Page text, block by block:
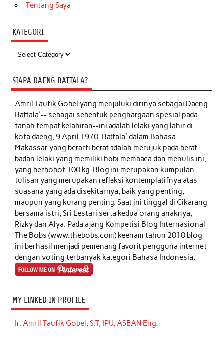
Tentang Saya
KATEGORI
Kategori
SIAPA DAENG BATTALA?
Amril Taufik Gobelyang menjuluki dirinya sebagai Daeng
Battala'-- sebagai sebentuk penghargaan spesial pada
tanah tempat kelahiran--ini adalah lelaki yang lahir di
kota daeng, 9 April 1970. Battala' dalam Bahasa
Makassar yang berarti berat adalah merujuk pada berat
badan lelaki yang memiliki hobi membaca dan menulis ini,
yang berbobot 100 kg. Blog ini merupakan kumpulan
tulisan yang merupakan refleksi kontemplatifnya atas
suasana yang ada disekitarnya, baik yang penting,
maupun yang kurang penting. Saat ini tinggal di Cikarang
bersama istri, Sri Lestari serta kedua orang anaknya,
Rizky dan Alya. Pada ajang Kompetisi Blog Internasional
The Bobs (www.thebobs.com) keenam tahun 2010 blog
ini berhasil menjadi pemenang favorit pengguna internet
dengan voting terbanyak kategori Bahasa Indonesia.
MY LINKED IN PROFILE
Ir. Amril Taufik Gobel, S.T, IPU, ASEAN Eng.